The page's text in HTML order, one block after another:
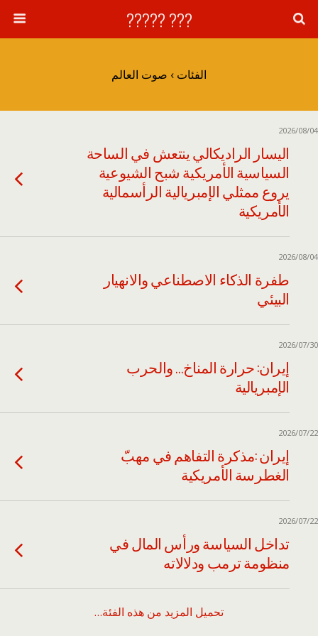
??? ?????
الفئات › صوت العالم
2026/08/04
اليسار الراديكالي ينتعش في الساحة
السياسية الأمريكية شبح الشيوعية
يروع ممثلي الإمبريالية الرأسمالية
الأمريكية
2026/08/04
طفرة الذكاء الاصطناعي والانهيار
البيئي
2026/07/30
إيران: حرارة المناخ… والحرب
الإمبريالية
2026/07/22
إيران :مذكرة التفاهم في مهبّ
الغطرسة الأمريكية
2026/07/22
تداخل السياسة ورأس المال في
منظومة ترمب ودلالاته
تحميل المزيد من هذه الفئة…